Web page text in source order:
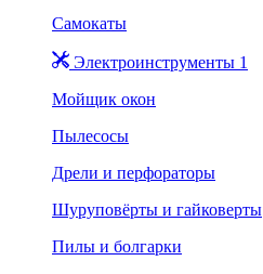
Самокаты
Электроинструменты 1
Мойщик окон
Пылесосы
Дрели и перфораторы
Шуруповёрты и гайковерты
Пилы и болгарки